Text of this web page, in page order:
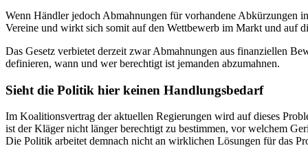
Wenn Händler jedoch Abmahnungen für vorhandene Abkürzungen
Vereine und wirkt sich somit auf den Wettbewerb im Markt und auf
Das Gesetz verbietet derzeit zwar Abmahnungen aus finanziellen
definieren, wann und wer berechtigt ist jemanden abzumahnen.
Sieht die Politik hier keinen Handlungsbedarf
Im Koalitionsvertrag der aktuellen Regierungen wird auf dieses
ist der Kläger nicht länger berechtigt zu bestimmen, vor welchem
Die Politik arbeitet demnach nicht an wirklichen Lösungen für das